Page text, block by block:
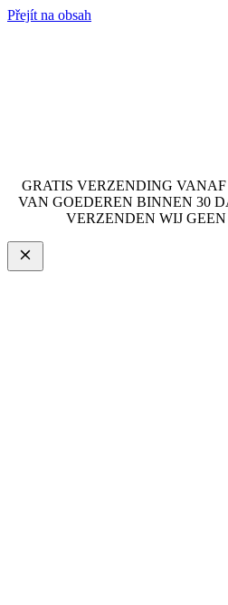
Přejít na obsah
GRATIS VERZENDING VANAF
VAN GOEDEREN BINNEN 30
VERZENDEN WIJ